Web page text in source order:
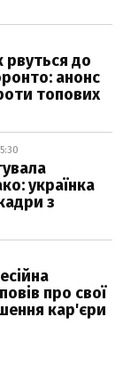
рвуться до
анонс
топових
українка
з
про свої
кар'єри